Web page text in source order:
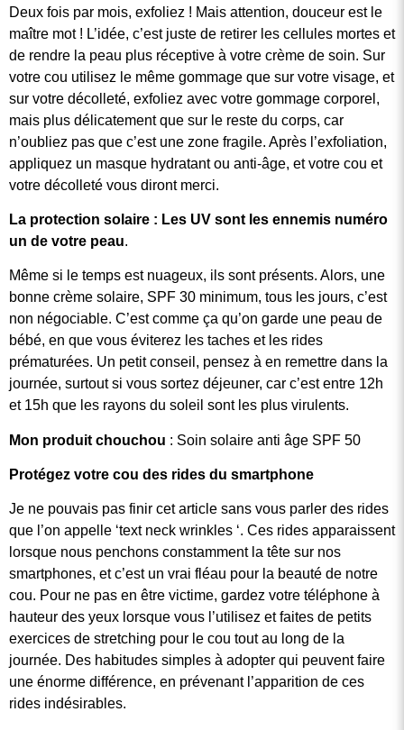
Deux fois par mois, exfoliez ! Mais attention, douceur est le
maître mot ! L’idée, c’est juste de retirer les cellules mortes et
de rendre la peau plus réceptive à votre crème de soin. Sur
votre cou utilisez le même gommage que sur votre visage, et
sur votre décolleté, exfoliez avec votre gommage corporel,
mais plus délicatement que sur le reste du corps, car
n’oubliez pas que c’est une zone fragile. Après l’exfoliation,
appliquez un masque hydratant ou anti-âge, et votre cou et
votre décolleté vous diront merci.
La protection solaire : Les UV sont les ennemis numéro
un de votre peau.
Même si le temps est nuageux, ils sont présents. Alors, une
bonne crème solaire, SPF 30 minimum, tous les jours, c’est
non négociable. C’est comme ça qu’on garde une peau de
bébé, en que vous éviterez les taches et les rides
prématurées. Un petit conseil, pensez à en remettre dans la
journée, surtout si vous sortez déjeuner, car c’est entre 12h
et 15h que les rayons du soleil sont les plus virulents.
Mon produit chouchou : Soin solaire anti âge SPF 50
Protégez votre cou des rides du smartphone
Je ne pouvais pas finir cet article sans vous parler des rides
que l’on appelle ‘text neck wrinkles ‘. Ces rides apparaissent
lorsque nous penchons constamment la tête sur nos
smartphones, et c’est un vrai fléau pour la beauté de notre
cou. Pour ne pas en être victime, gardez votre téléphone à
hauteur des yeux lorsque vous l’utilisez et faites de petits
exercices de stretching pour le cou tout au long de la
journée. Des habitudes simples à adopter qui peuvent faire
une énorme différence, en prévenant l’apparition de ces
rides indésirables.